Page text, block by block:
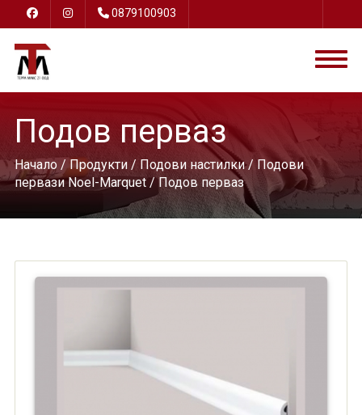
0879100903
Подов перваз
Начало/ Продукти/ Подови настилки/ Подови
первази Noel-Marquet/ Подов перваз